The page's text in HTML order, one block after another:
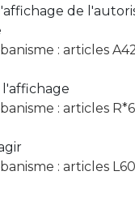
de
: articles
: articles
: articles